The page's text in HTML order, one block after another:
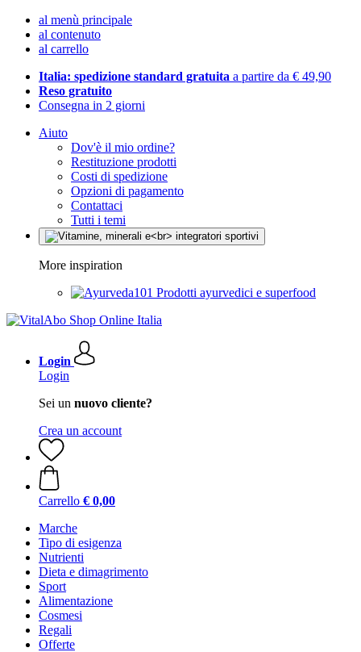
al menù principale
al contenuto
al carrello
Italia: spedizione standard gratuita a partire da € 49,90
Reso gratuito
Consegna in 2 giorni
Aiuto
Dov'è il mio ordine?
Restituzione prodotti
Costi di spedizione
Opzioni di pagamento
Contattaci
Tutti i temi
More inspiration
Prodotti ayurvedici e superfood
Login
Login
Sei un nuovo cliente?
Crea un account
Carrello € 0,00
Marche
Tipo di esigenza
Nutrienti
Dieta e dimagrimento
Sport
Alimentazione
Cosmesi
Regali
Offerte